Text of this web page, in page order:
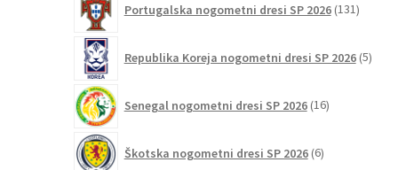
Portugalska nogometni dresi SP 2026 131
Republika Koreja nogometni dresi SP 2026 5
Senegal nogometni dresi SP 2026 16izdelkov
Škotska nogometni dresi SP 2026 6izdelkov